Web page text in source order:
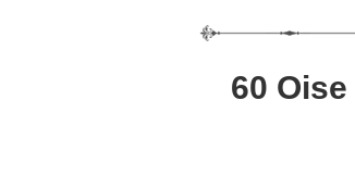
60 Oise